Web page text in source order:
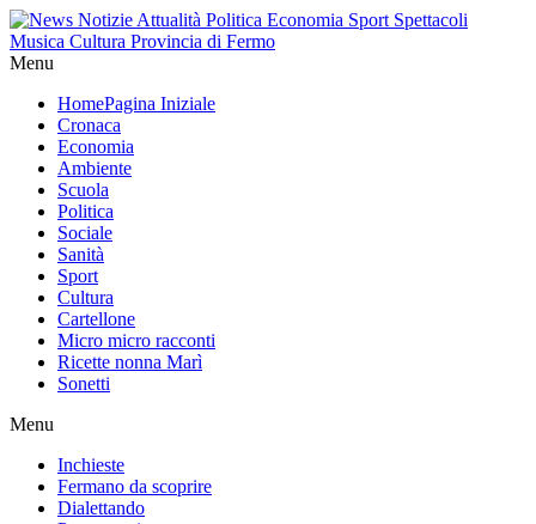
Menu
HomePagina Iniziale
Cronaca
Economia
Ambiente
Scuola
Politica
Sociale
Sanità
Sport
Cultura
Cartellone
Micro micro racconti
Ricette nonna Marì
Sonetti
Menu
Inchieste
Fermano da scoprire
Dialettando